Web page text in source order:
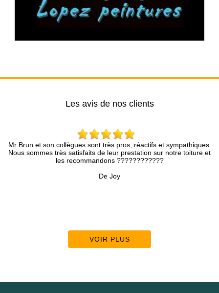
Les avis de nos clients
Mr Brun et son collègues sont très pros, réactifs et sympathiques.
Nous sommes très satisfaits de leur prestation sur notre toiture et
les recommandons ????????????
De Joy
VOIR PLUS